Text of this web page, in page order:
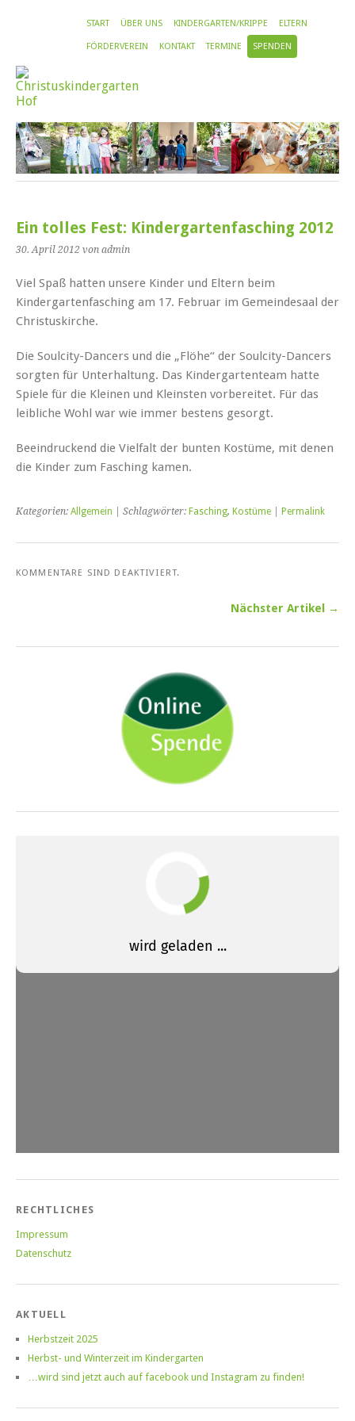
START ÜBER UNS KINDERGARTEN/KRIPPE ELTERN
FÖRDERVEREIN KONTAKT TERMINE SPENDEN
Ein tolles Fest: Kindergartenfasching 2012
30. April 2012 von admin
Viel Spaß hatten unsere Kinder und Eltern beim
Kindergartenfasching am 17. Februar im Gemeindesaal der
Christuskirche.
Die Soulcity-Dancers und die „Flöhe“ der Soulcity-Dancers
sorgten für Unterhaltung. Das Kindergartenteam hatte
Spiele für die Kleinen und Kleinsten vorbereitet. Für das
leibliche Wohl war wie immer bestens gesorgt.
Beeindruckend die Vielfalt der bunten Kostüme, mit denen
die Kinder zum Fasching kamen.
Kategorien: Allgemein | Schlagwörter: Fasching, Kostüme Permalink
KOMMENTARE SIND DEAKTIVIERT.
Nächster Artikel →
RECHTLICHES
Impressum
Datenschutz
AKTUELL
Herbstzeit 2025
Herbst- und Winterzeit im Kindergarten
…wird sind jetzt auch auf facebook und Instagram zu finden!